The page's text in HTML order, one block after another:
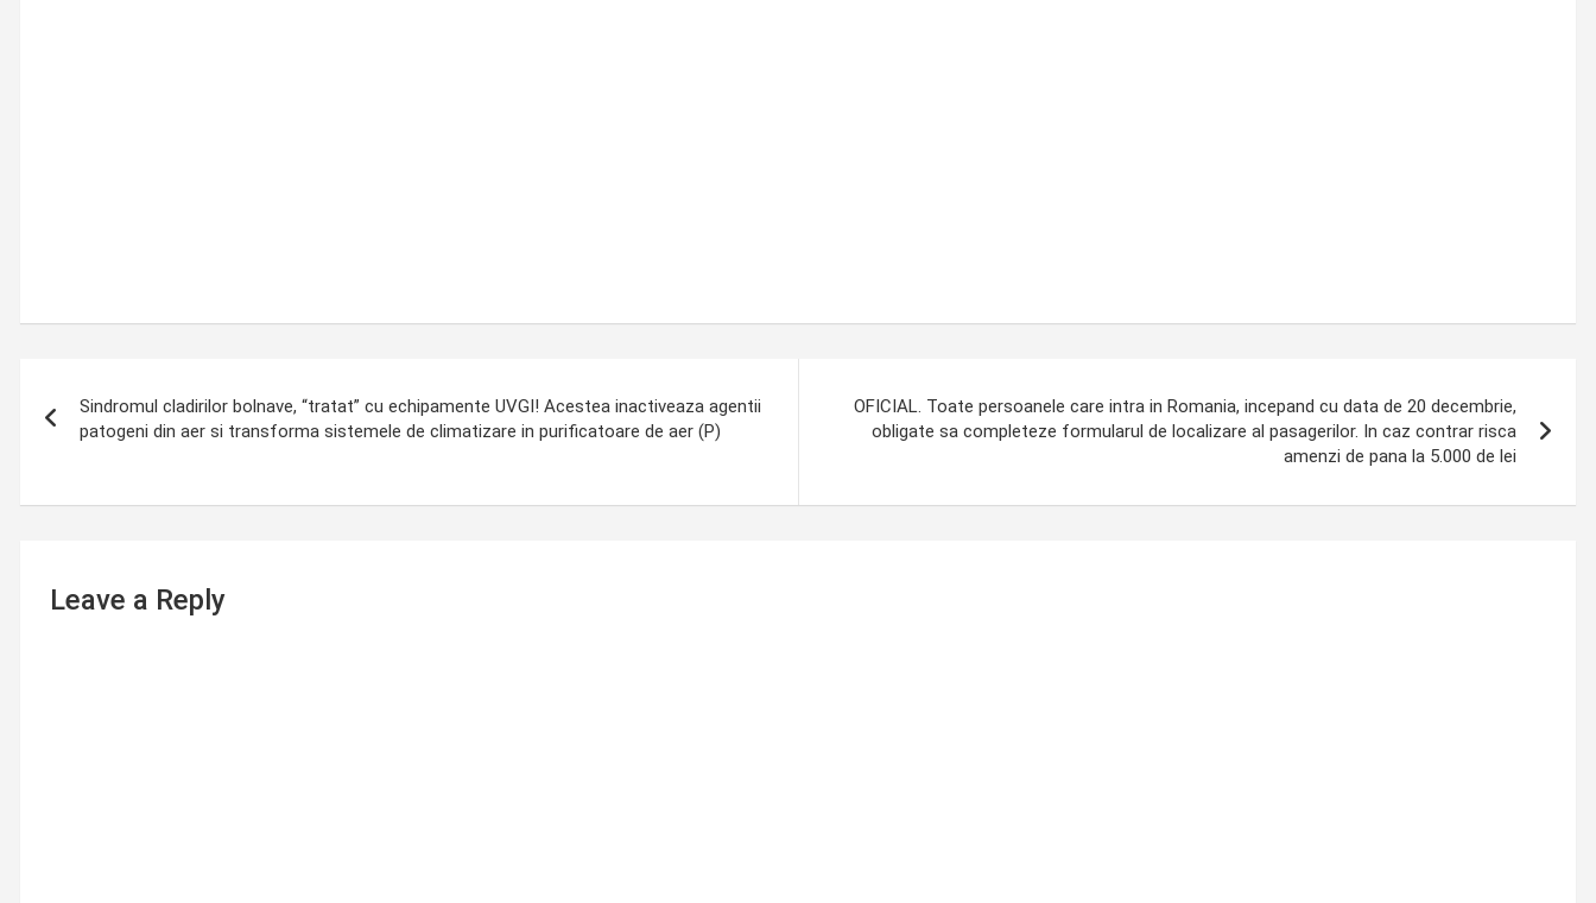
navigation
Sindromul cladirilor bolnave, “tratat” cu echipamente UVGI! Acestea inactiveaza agentii
patogeni din aer si transforma sistemele de climatizare in purificatoare de aer (P)
OFICIAL. Toate persoanele care intra in Romania, incepand cu data de 20 decembrie,
obligate sa completeze formularul de localizare al pasagerilor. In caz contrar risca
amenzi de pana la 5.000 de lei
Leave a Reply